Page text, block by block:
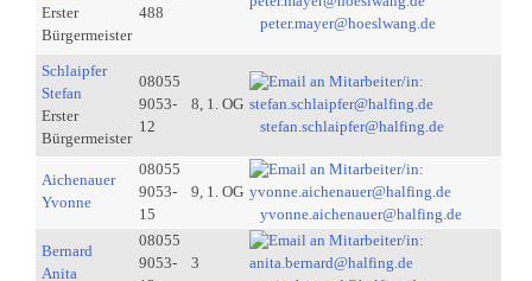
Erster
Bürgermeister
488
peter.mayer@hoeslwang.de
Schlaipfer
Stefan
Erster
Bürgermeister
08055
9053-
12
8, 1. OG
stefan.schlaipfer@halfing.de
Aichenauer
Yvonne
08055
9053-
15
9, 1. OG
yvonne.aichenauer@halfing.de
Bernard
Anita
08055
9053-
3